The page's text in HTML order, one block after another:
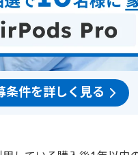
条件を詳しく見る